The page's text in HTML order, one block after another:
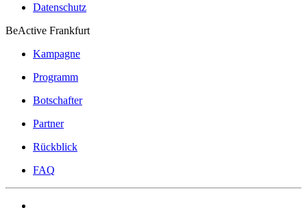
Datenschutz
BeActive Frankfurt
Kampagne
Programm
Botschafter
Partner
Rückblick
FAQ